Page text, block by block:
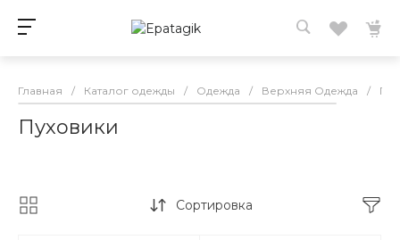
Главная / Каталог одежды / Одежда / Верхняя Одежда /
Пуховики
Сортировка